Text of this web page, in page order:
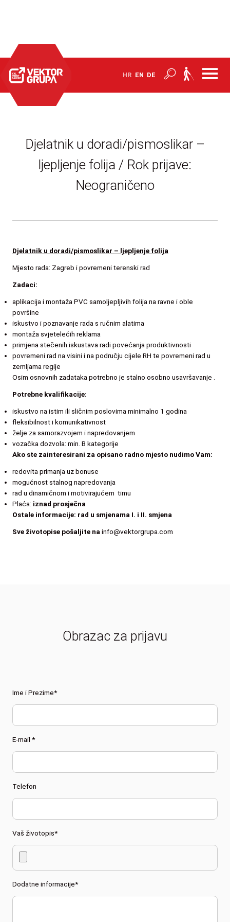
HR EN DE
Zapošljavanje
Djelatnik u doradi/pismoslikar – ljepljenje folija
Djelatnik u doradi/pismoslikar –
ljepljenje folija / Rok prijave:
Neograničeno
Djelatnik u doradi/pismoslikar – ljepljenje folija
Mjesto rada: Zagreb i povremeni terenski rad
Zadaci:
aplikacija i montaža PVC samoljepljivih folija na ravne i oble
površine
iskustvo i poznavanje rada s ručnim alatima
montaža svjetelećih reklama
primjena stečenih iskustava radi povećanja produktivnosti
povremeni rad na visini i na području cijele RH te povremeni rad u
zemljama regije
Osim osnovnih zadataka potrebno je stalno osobno usavršavanje .
Potrebne kvalifikacije:
iskustvo na istim ili sličnim poslovima minimalno 1 godina
fleksibilnost i komunikativnost
želje za samorazvojem i napredovanjem
vozačka dozvola: min. B kategorije
Ako ste zainteresirani za opisano radno mjesto nudimo Vam:
redovita primanja uz bonuse
mogućnost stalnog napredovanja
rad u dinamičnom i motivirajućem timu
Plaća: iznad prosječna
Ostale informacije: rad u smjenama I. i II. smjena
Sve životopise pošaljite na info@vektorgrupa.com
Obrazac za prijavu
Ime i Prezime*
E-mail *
Telefon
Vaš životopis*
Dodatne informacije*